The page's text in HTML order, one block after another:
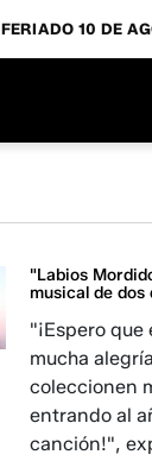
FERIADO 10 DE
"Labios
musical de dos
"¡Espero
mucha
coleccionen
entrando al
canción!",